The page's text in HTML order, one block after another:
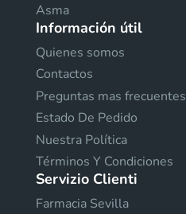
Asma
Información útil
Quienes somos
Contactos
Preguntas mas frecuentes
Estado De Pedido
Nuestra Política
Términos Y Condiciones
Servizio Clienti
Farmacia Sevilla